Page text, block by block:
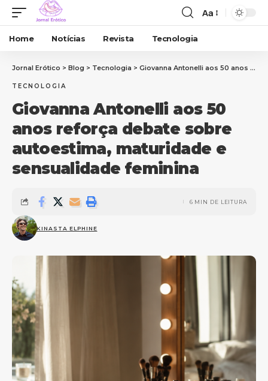
Aa
Home Notícias Revista Tecnologia
Jornal Erótico > Blog > Tecnologia > Giovanna Antonelli aos 50 anos reforça debate sobre autoestima, maturidade e sensualidade feminina
TECNOLOGIA
Giovanna Antonelli aos 50
anos reforça debate sobre
autoestima, maturidade e
sensualidade feminina
KINASTA ELPHINE
6 MIN DE LEITURA